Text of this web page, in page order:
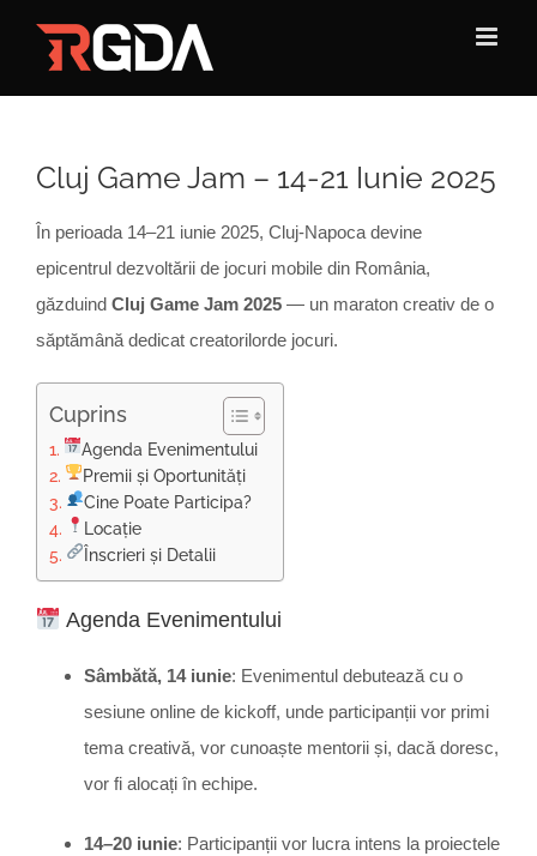
Cluj Game Jam – 14-21 Iunie 2025
În perioada 14–21 iunie 2025, Cluj-Napoca devine
epicentrul dezvoltării de jocuri mobile din România,
găzduind Cluj Game Jam 2025 — un maraton creativ de o
săptămână dedicat creatorilorde jocuri.
Cuprins
Agenda Evenimentului
Premii și Oportunități
Cine Poate Participa?
Locație
Înscrieri și Detalii
Agenda Evenimentului
Sâmbătă, 14 iunie: Evenimentul debutează cu o
sesiune online de kickoff, unde participanții vor primi
tema creativă, vor cunoaște mentorii și, dacă doresc,
vor fi alocați în echipe.
14–20 iunie: Participanții vor lucra intens la proiectele